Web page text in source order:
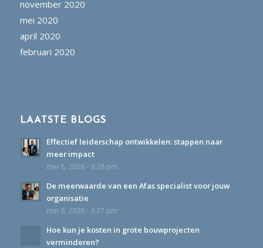
november 2020
mei 2020
april 2020
februari 2020
LAATSTE BLOGS
Effectief leiderschap ontwikkelen: stappen naar
meer impact
mei 6, 2026 - 3:28 pm
De meerwaarde van een Afas specialist voor jouw
organisatie
mei 6, 2026 - 3:27 pm
Hoe kun je kosten in grote bouwprojecten
verminderen?